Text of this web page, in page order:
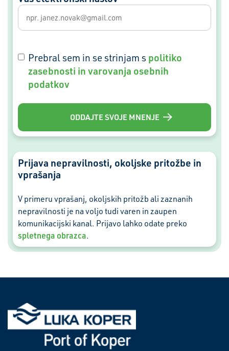
GDPR
Prebral sem in se strinjam s politiko
zasebnosti in varovanja osebnih
podatkov
Prijava nepravilnosti, okoljske pritožbe in
vprašanja
V primeru vprašanj, okoljskih pritožb ali zaznanih
nepravilnosti je na voljo tudi varen in zaupen
komunikacijski kanal. Prijavo lahko odate preko
spletnega obrazca.